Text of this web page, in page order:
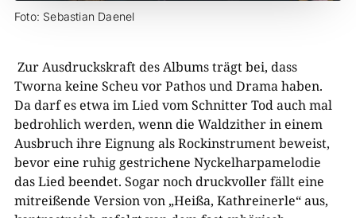
Foto: Sebastian Daenel
Zur Ausdruckskraft des Albums trägt bei, dass
Tworna keine Scheu vor Pathos und Drama haben.
Da darf es etwa im Lied vom Schnitter Tod auch mal
bedrohlich werden, wenn die Waldzither in einem
Ausbruch ihre Eignung als Rockinstrument beweist,
bevor eine ruhig gestrichene Nyckelharpamelodie
das Lied beendet. Sogar noch druckvoller fällt eine
mitreißende Version von „Heißa, Kathreinerle“ aus,